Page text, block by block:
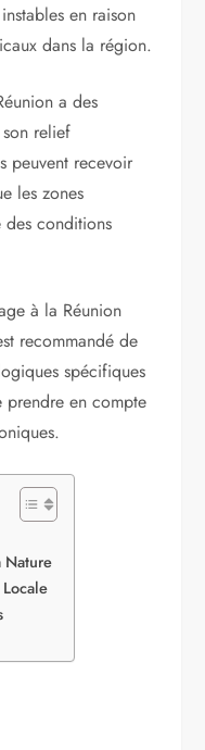
en raison
dans la région.
a des
relief
peuvent recevoir
les zones
des conditions
à la Réunion
recommandé de
spécifiques
en compte
Nature